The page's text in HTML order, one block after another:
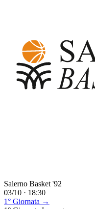
Salerno Basket '92
03/10 · 18:30
1° Giornata →